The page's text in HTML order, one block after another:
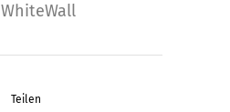
WhiteWall
Teilen